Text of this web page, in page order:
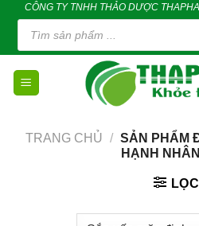
content
CÔNG TY TNHH THẢO DƯỢC
Tìm
kiếm
phẩm
TRANG CHỦ / SẢN PHẨM
HẠNH
LỌC